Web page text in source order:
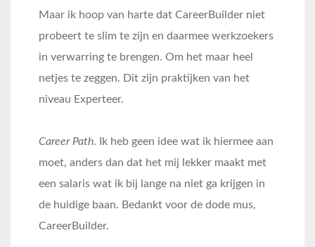
Maar ik hoop van harte dat CareerBuilder niet
probeert te slim te zijn en daarmee werkzoekers
in verwarring te brengen. Om het maar heel
netjes te zeggen. Dit zijn praktijken van het
niveau Experteer.
Career Path. Ik heb geen idee wat ik hiermee aan
moet, anders dan dat het mij lekker maakt met
een salaris wat ik bij lange na niet ga krijgen in
de huidige baan. Bedankt voor de dode mus,
CareerBuilder.